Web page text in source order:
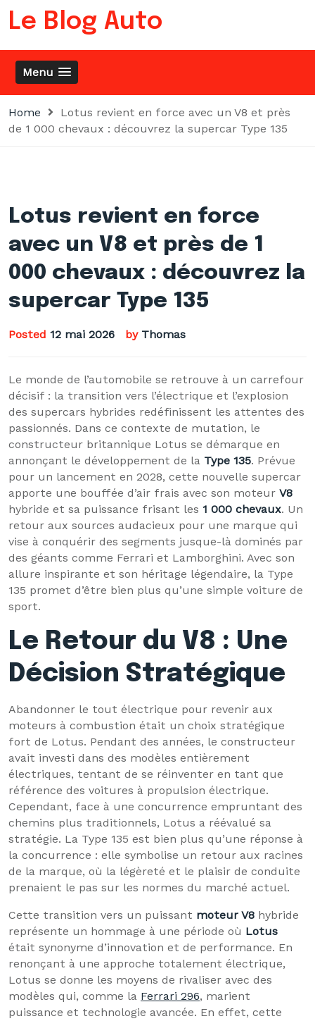
Skip
Le Blog Auto
Menu
Home
Lotus revient en force avec un V8 et près
de 1 000 chevaux : découvrez la supercar Type 135
Lotus revient en force
avec un V8 et près de 1
000 chevaux : découvrez la
supercar Type 135
Posted 12 mai 2026 by Thomas
Le monde de l’automobile se retrouve à un carrefour
décisif : la transition vers l’électrique et l’explosion
des supercars hybrides redéfinissent les attentes des
passionnés. Dans ce contexte de mutation, le
constructeur britannique Lotus se démarque en
annonçant le développement de la Type 135. Prévue
pour un lancement en 2028, cette nouvelle supercar
apporte une bouffée d’air frais avec son moteur V8
hybride et sa puissance frisant les 1 000 chevaux. Un
retour aux sources audacieux pour une marque qui
vise à conquérir des segments jusque-là dominés par
des géants comme Ferrari et Lamborghini. Avec son
allure inspirante et son héritage légendaire, la Type
135 promet d’être bien plus qu’une simple voiture de
sport.
Le Retour du V8 : Une
Décision Stratégique
Abandonner le tout électrique pour revenir aux
moteurs à combustion était un choix stratégique
fort de Lotus. Pendant des années, le constructeur
avait investi dans des modèles entièrement
électriques, tentant de se réinventer en tant que
référence des voitures à propulsion électrique.
Cependant, face à une concurrence empruntant des
chemins plus traditionnels, Lotus a réévalué sa
stratégie. La Type 135 est bien plus qu’une réponse à
la concurrence : elle symbolise un retour aux racines
de la marque, où la légèreté et le plaisir de conduite
prenaient le pas sur les normes du marché actuel.
Cette transition vers un puissant moteur V8 hybride
représente un hommage à une période où Lotus
était synonyme d’innovation et de performance. En
renonçant à une approche totalement électrique,
Lotus se donne les moyens de rivaliser avec des
modèles qui, comme la Ferrari 296, marient
puissance et technologie avancée. En effet, cette